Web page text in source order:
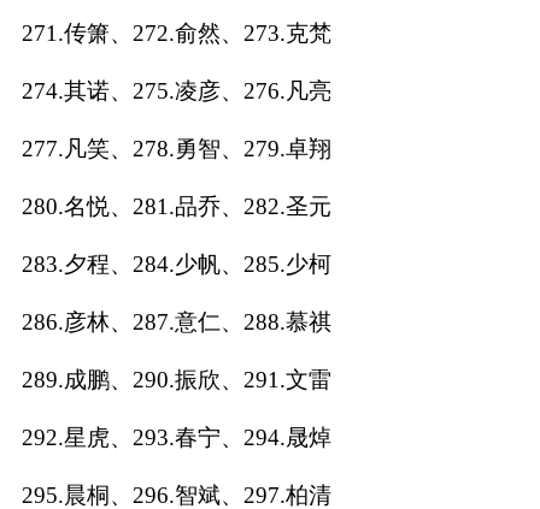
271.传箫、272.俞然、273.克梵
274.其诺、275.凌彦、276.凡亮
277.凡笑、278.勇智、279.卓翔
280.名悦、281.品乔、282.圣元
283.夕程、284.少帆、285.少柯
286.彦林、287.意仁、288.慕祺
289.成鹏、290.振欣、291.文雷
292.星虎、293.春宁、294.晟焯
295.晨桐、296.智斌、297.柏清